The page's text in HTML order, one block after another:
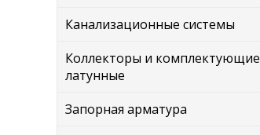
Канализационные системы
Коллекторы и комплектующие
латунные
Запорная арматура